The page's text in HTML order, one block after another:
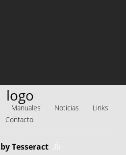
Manuales Noticias
Links
Contacto
Tesseract